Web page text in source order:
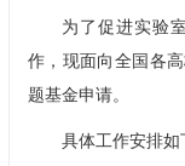
为了促进实验
作，现面向全国各
题基金申请。
具体工作安排如